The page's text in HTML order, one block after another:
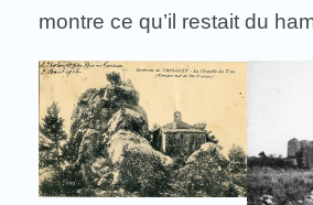
montre ce qu’il restait du